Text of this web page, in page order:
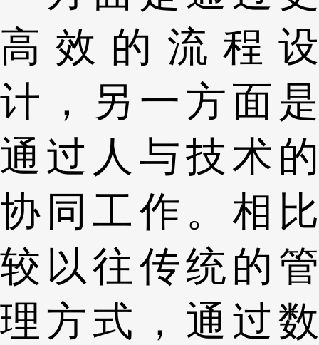
高效的流程设
计，另一方面是
通过人与技术的
协同工作。相比
较以往传统的管
理方式，通过数